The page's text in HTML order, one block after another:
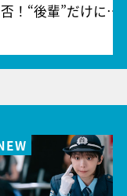
否！“後輩”だけに…